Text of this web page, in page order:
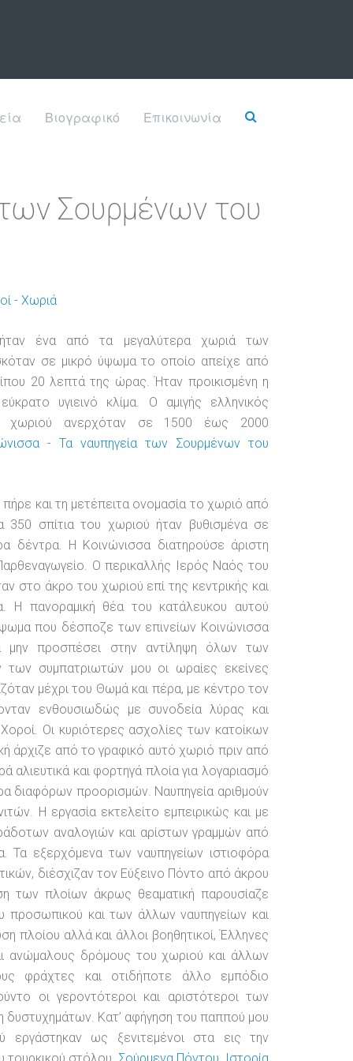
Βιογραφικό Επικοινωνία
Σουρμένων του
- Χωριά
ένα από τα μεγαλύτερα χωριά των
σε μικρό ύψωμα το οποίο απείχε από
20 λεπτά της ώρας. Ήταν προικισμένη η
υγιεινό κλίμα. Ο αμιγής ελληνικός
χωριού ανερχόταν σε 1500 έως 2000
- Τα ναυπηγεία των Σουρμένων του
και τη μετέπειτα ονομασία το χωριό από
σπίτια του χωριού ήταν βυθισμένα σε
δέντρα. Η Κοινώνισσα διατηρούσε άριστη
Ο περικαλλής Ιερός Ναός του
στο άκρο του χωριού επί της κεντρικής και
Η πανοραμική θέα του κατάλευκου αυτού
που δέσποζε των επινείων Κοινώνισσα
μην προσπέσει στην αντίληψη όλων των
συμπατριωτών μου οι ωραίες εκείνες
μέχρι του Θωμά και πέρα, με κέντρο τον
ενθουσιωδώς με συνοδεία λύρας και
Οι κυριότερες ασχολίες των κατοίκων
άρχιζε από το γραφικό αυτό χωριό πριν από
αλιευτικά και φορτηγά πλοία για λογαριασμό
διαφόρων προορισμών. Ναυπηγεία αριθμούν
Η εργασία εκτελείτο εμπειρικώς και με
αναλογιών και αρίστων γραμμών από
Τα εξερχόμενα των ναυπηγείων ιστιοφόρα
διέσχιζαν τον Εύξεινο Πόντο από άκρου
των πλοίων άκρως θεαματική παρουσίαζε
προσωπικού και των άλλων ναυπηγείων και
πλοίου αλλά και άλλοι βοηθητικοί, Έλληνες
ανώμαλους δρόμους του χωριού και άλλων
φράχτες και οτιδήποτε άλλο εμπόδιο
οι γεροντότεροι και αριστότεροι των
Κατ’ αφήγηση του παππού μου
ως ξενιτεμένοι στα εις την